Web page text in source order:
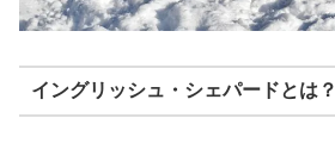
イングリッシュ・シェパードとは？